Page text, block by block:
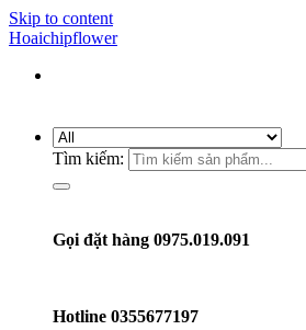
Skip to content
Hoaichipflower
Tìm kiếm:
Gọi đặt hàng 0975.019.091
Hotline 0355677197